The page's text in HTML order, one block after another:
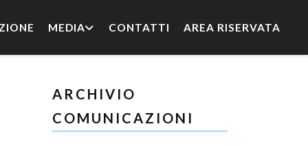
MEDIA CONTATTI AREA RISERVATA
ARCHIVIO
COMUNICAZIONI